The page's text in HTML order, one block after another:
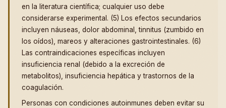
en la literatura científica; cualquier uso debe
considerarse experimental. (5) Los efectos secundarios
incluyen náuseas, dolor abdominal, tinnitus (zumbido en
los oídos), mareos y alteraciones gastrointestinales. (6)
Las contraindicaciones específicas incluyen
insuficiencia renal (debido a la excreción de
metabolitos), insuficiencia hepática y trastornos de la
coagulación.
Personas con condiciones autoinmunes deben evitar su